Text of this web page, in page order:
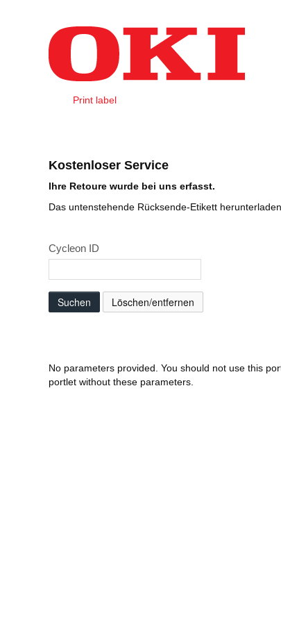
Download label
Print label
Kostenloser Service
Ihre Retoure wurde bei uns erfasst.
Das untenstehende Rücksende-Etikett
Cycleon ID
Suchen Löschen/entfernen
No parameters provided. You should not use this
portlet without these parameters.